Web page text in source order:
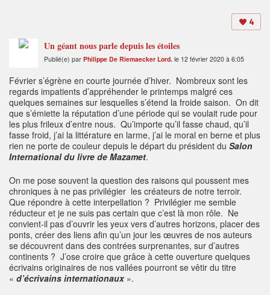
4
Un géant nous parle depuis les étoiles
Publié(e) par Philippe De Riemaecker Lord. le 12 février 2020 à 6:05
Février s’égrène en courte journée d’hiver. Nombreux sont les
regards impatients d’appréhender le printemps malgré ces
quelques semaines sur lesquelles s’étend la froide saison. On dit
que s’émiette la réputation d’une période qui se voulait rude pour
les plus frileux d’entre nous. Qu’importe qu’il fasse chaud, qu’il
fasse froid, j’ai la littérature en larme, j’ai le moral en berne et plus
rien ne porte de couleur depuis le départ du président du Salon
International du livre de Mazamet.
On me pose souvent la question des raisons qui poussent mes
chroniques à ne pas privilégier les créateurs de notre terroir.
Que répondre à cette interpellation ? Privilégier me semble
réducteur et je ne suis pas certain que c’est là mon rôle. Ne
convient-il pas d’ouvrir les yeux vers d’autres horizons, placer des
ponts, créer des liens afin qu’un jour les œuvres de nos auteurs
se découvrent dans des contrées surprenantes, sur d’autres
continents ? J’ose croire que grâce à cette ouverture quelques
écrivains originaires de nos vallées pourront se vêtir du titre
« d’écrivains internationaux ».